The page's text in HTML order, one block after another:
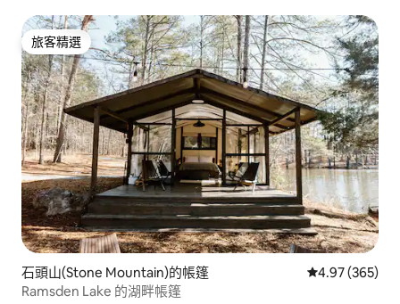
旅客精選
旅客精選
石頭山(Stone Mountain)的帳篷 從 365 則評價
4.97 (365)
Ramsden Lake 的湖畔帳篷